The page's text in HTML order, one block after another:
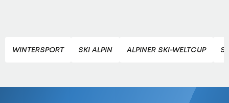
WINTERSPORT SKI ALPIN ALPINER SKI-WELTCUP